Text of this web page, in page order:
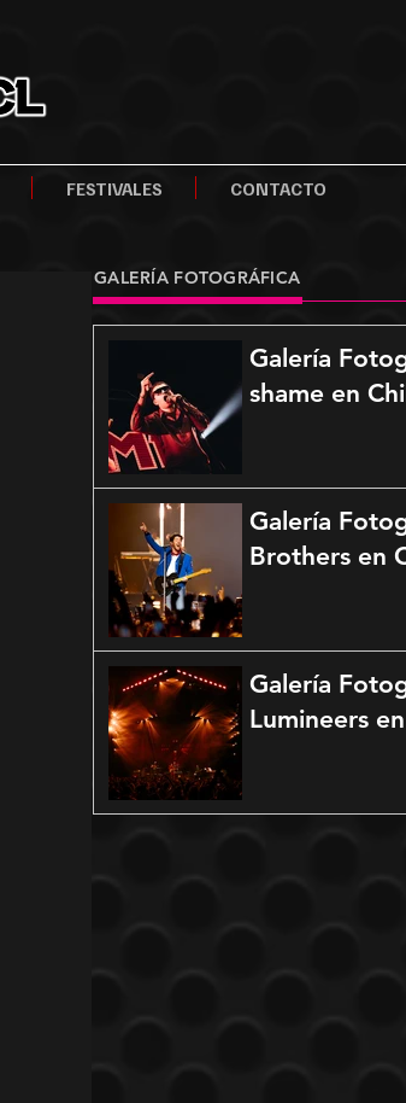
FESTIVALES CONTACTO
GALERÍA FOTOGRÁFICA
Galería
shame en
Galería
Brothers en
Galería
Lumineers